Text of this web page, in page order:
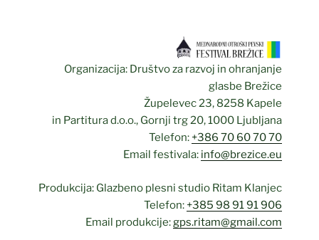
Organizacija: Društvo za razvoj in ohranjanje
glasbe Brežice
Župelevec 23, 8258 Kapele
in Partitura d.o.o., Gornji trg 20, 1000 Ljubljana
Telefon: +386 70 60 70 70
Email festivala: info@brezice.eu
Produkcija: Glazbeno plesni studio Ritam Klanjec
Telefon: +385 98 91 91 906
Email produkcije:gps.ritam@gmail.com